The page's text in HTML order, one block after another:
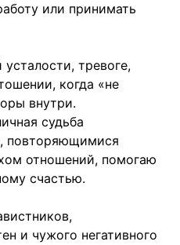
или принимать
тревоге,
когда «не
внутри.
судьба
повторяющимися
отношений, помогаю
счастью.
и чужого негативного